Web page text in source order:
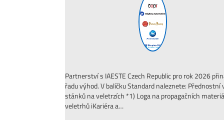
Partnerství s IAESTE Czech Republic pro rok 2026
řadu výhod. V balíčku Standard naleznete: Přednostní
stánků na veletrzích *1) Loga na propagačních
veletrhů iKariéra a…